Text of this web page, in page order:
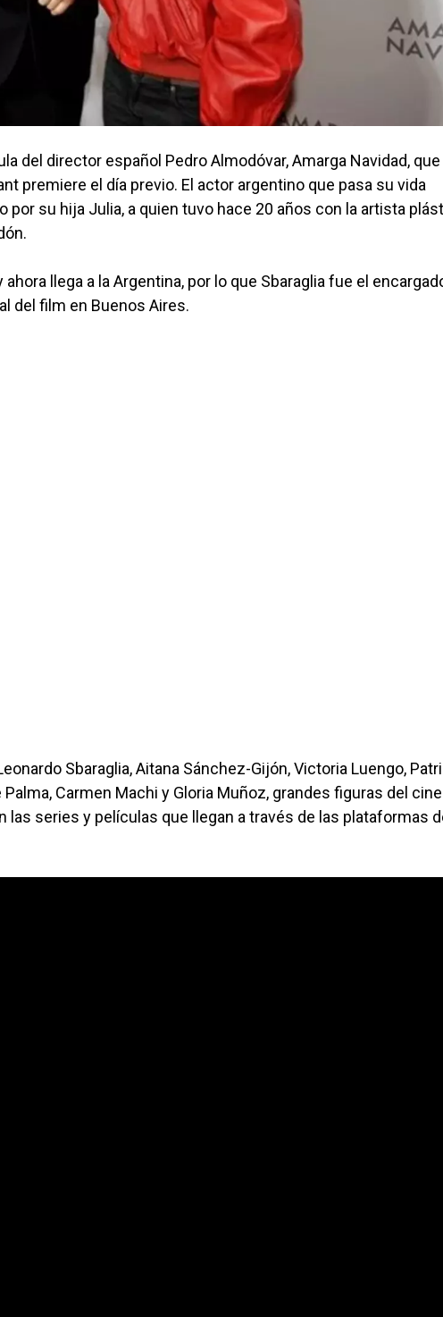
del director español Pedro Almodóvar, Amarga Navidad, que
premiere el día previo. El actor argentino que pasa su vida
por su hija Julia, a quien tuvo hace 20 años con la artista
llega a la Argentina, por lo que Sbaraglia fue el
del film en Buenos Aires.
Sbaraglia, Aitana Sánchez-Gijón, Victoria Luengo,
Carmen Machi y Gloria Muñoz, grandes figuras del cine
series y películas que llegan a través de las plataformas